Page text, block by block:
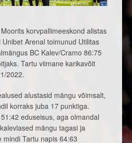
korvpallimeeskond alistas
Arenal toimunud Utilitas
BC Kalev/Cramo 86:75
Tartu viimane karikavõit
2022.
alustasid mängu võimsalt,
korraks juba 17 punktiga.
eduseisus, aga olmandal
mängu tagasi ja
mindi Tartu napis 64:63